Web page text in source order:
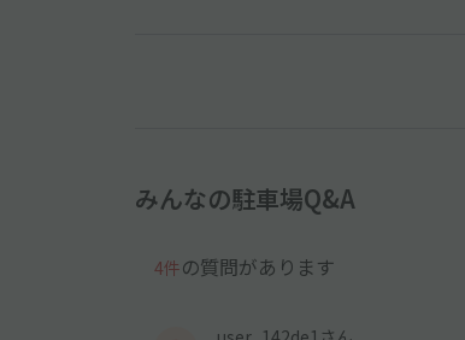
みんなの駐車場Q&A
4件の質問があります